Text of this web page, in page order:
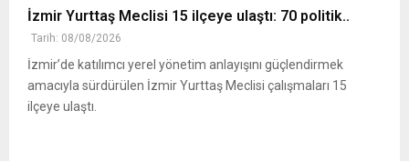
İzmir Yurttaş Meclisi 15 ilçeye ulaştı: 70 politik..
Tarih: 08/08/2026
İzmir’de katılımcı yerel yönetim anlayışını güçlendirmek
amacıyla sürdürülen İzmir Yurttaş Meclisi çalışmaları 15
ilçeye ulaştı.